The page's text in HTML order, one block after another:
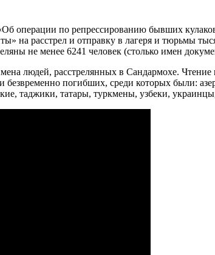
операции по репрессированию бывших
на расстрел и отправку в лагеря и тюрьмы
не менее 6241 человек (столько имен
людей, расстрелянных в Сандармохе.
погибших, среди которых были:
таджики, татары, туркмены, узбеки,